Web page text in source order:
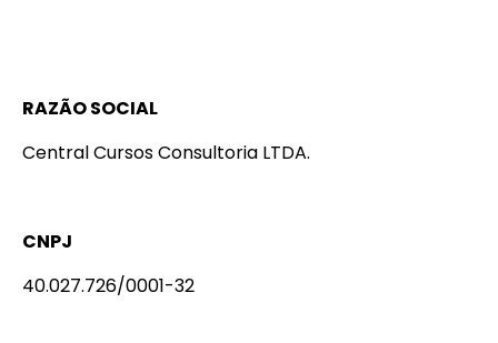
RAZÃO SOCIAL
Central Cursos Consultoria LTDA.
CNPJ
40.027.726/0001-32